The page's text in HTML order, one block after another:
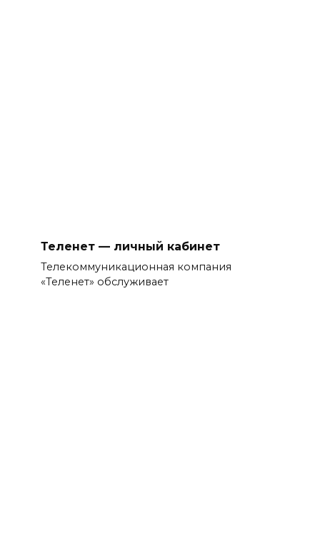
Теленет — личный кабинет
Телекоммуникационная компания
«Теленет» обслуживает